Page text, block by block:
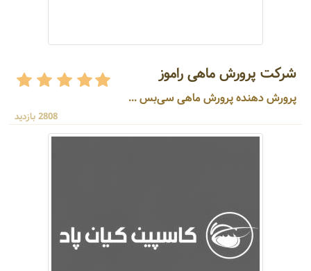
شرکت پرورش ماهی راموز
پرورش دهنده پرورش ماهی سی‌بس ...
2808 بازدید